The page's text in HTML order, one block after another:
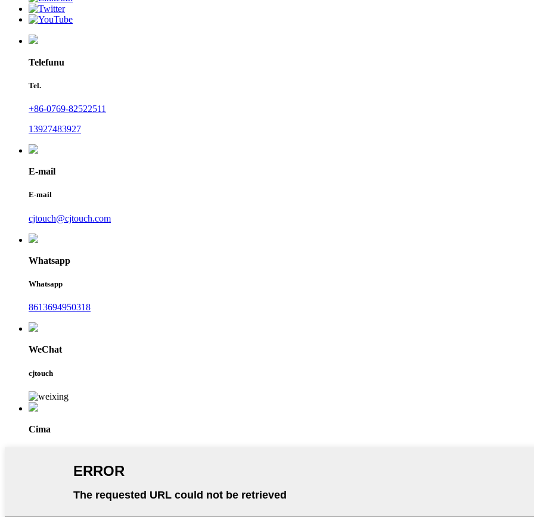
Telefunu
Tel.
+86-0769-82522511
13927483927
E-mail
E-mail
cjtouch@cjtouch.com
Whatsapp
Whatsapp
8613694950318
WeChat
cjtouch
Cima